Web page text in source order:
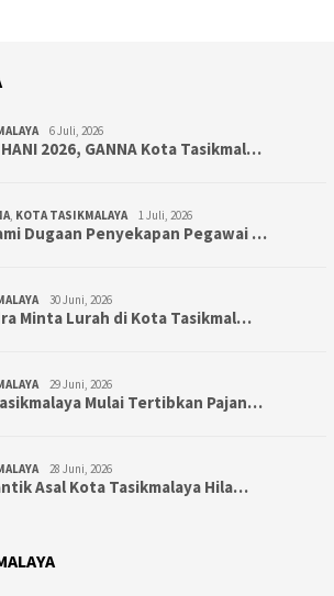
6 Juli, 2026
2026, GANNA Kota Tasikmal…
KOTA TASIKMALAYA 1 Juli, 2026
Dugaan Penyekapan Pegawai …
30 Juni, 2026
Minta Lurah di Kota Tasikmal…
29 Juni, 2026
Mulai Tertibkan Pajan…
28 Juni, 2026
Asal Kota Tasikmalaya Hila…